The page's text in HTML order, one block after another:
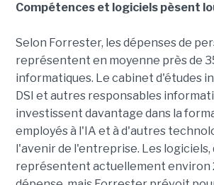
Compétences et logiciels pèsent
Selon Forrester, les dépenses de
représentent en moyenne près de
informatiques. Le cabinet d'études
DSI et autres responsables
investissent davantage dans la
employés à l'IA et à d'autres
l'avenir de l'entreprise. Les logiciels,
représentent actuellement environ